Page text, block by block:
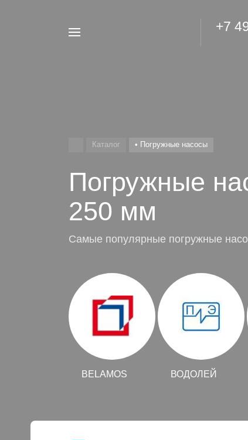
+7
Каталог • Погружные насосы
Погружные
250 мм
Самые популярные погружные
BELAMOS ВОДОЛЕЙ